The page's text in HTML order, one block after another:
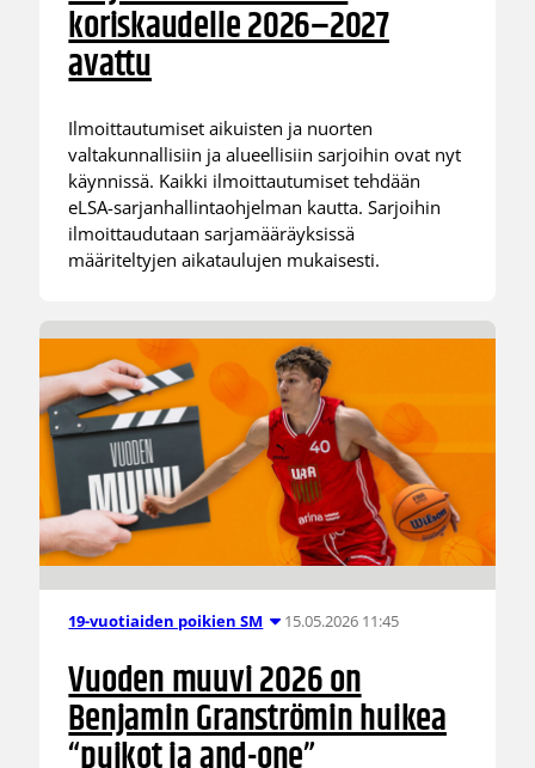
koriskaudelle 2026–2027
avattu
Ilmoittautumiset aikuisten ja nuorten
valtakunnallisiin ja alueellisiin sarjoihin ovat nyt
käynnissä. Kaikki ilmoittautumiset tehdään
eLSA-sarjanhallintaohjelman kautta. Sarjoihin
ilmoittaudutaan sarjamääräyksissä
määriteltyjen aikataulujen mukaisesti.
19-vuotiaiden poikien SM 15.05.2026 11:45
Vuoden muuvi 2026 on
Benjamin Granströmin huikea